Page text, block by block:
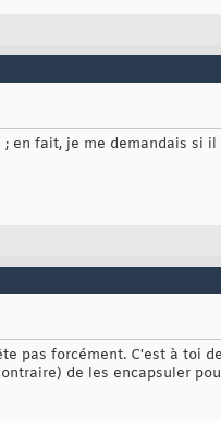
en fait, je me demandais si
pas forcément. C'est à toi
de les encapsuler